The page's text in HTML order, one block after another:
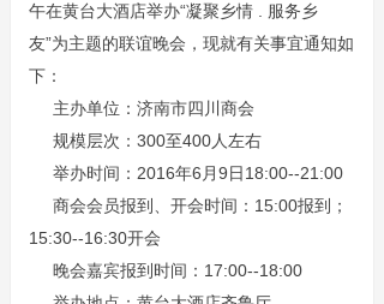
午在黄台大酒店举办“凝聚乡情 . 服务乡
友”为主题的联谊晚会，现就有关事宜通知如
下：
主办单位：济南市四川商会
规模层次：300至400人左右
举办时间：2016年6月9日18:00--21:00
商会会员报到、开会时间：15:00报到；
15:30--16:30开会
晚会嘉宾报到时间：17:00--18:00